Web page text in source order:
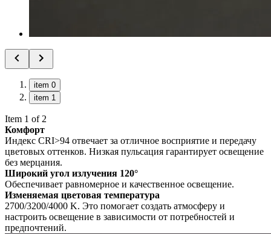
item 0
item 1
Item 1 of 2
Комфорт
Индекс CRI>94 отвечает за отличное восприятие и передачу
цветовых оттенков. Низкая пульсация гарантирует освещение
без мерцания.
Широкий угол излучения 120°
Обеспечивает равномерное и качественное освещение.
Изменяемая цветовая температура
2700/3200/4000 K. Это помогает создать атмосферу и
настроить освещение в зависимости от потребностей и
предпочтений.